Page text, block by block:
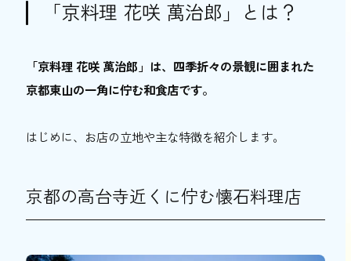
お茶屋遊び体験の内容
お茶屋遊び体験の利用料金
「京料理 花咲 萬治郎」に関するQ&A
「京料理 花咲 萬治郎」に個室はあります
か？
「京料理 花咲 萬治郎」とは？
「京料理 花咲 萬治郎」は、四季折々の景観に囲まれた
京都東山の一角に佇む和食店です。
はじめに、お店の立地や主な特徴を紹介します。
京都の高台寺近くに佇む懐石料理店